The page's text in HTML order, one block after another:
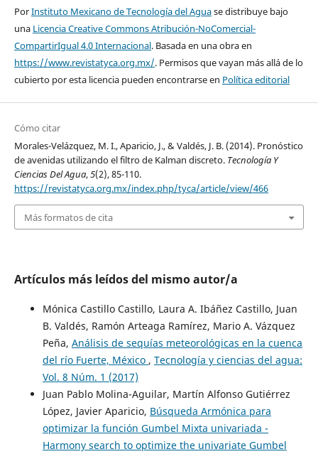
PorInstituto Mexicano de Tecnología del Aguase distribuye bajo
una Licencia Creative Commons Atribución-NoComercial-
CompartirIgual 4.0 Internacional. Basada en una obra en
https://www.revistatyca.org.mx/. Permisos que vayan más allá de lo
cubierto por esta licencia pueden encontrarse en Política editorial
Cómo citar
Morales-Velázquez, M. I., Aparicio, J., & Valdés, J. B. (2014). Pronóstico
de avenidas utilizando el filtro de Kalman discreto. Tecnología Y
Ciencias Del Agua,5(2), 85-110.
https://revistatyca.org.mx/index.php/tyca/article/view/466
Más formatos de cita
Artículos más leídos del mismo autor/a
Mónica Castillo Castillo, Laura A. Ibáñez Castillo, Juan
B. Valdés, Ramón Arteaga Ramírez, Mario A. Vázquez
Peña, Análisis de sequías meteorológicas en la cuenca
del río Fuerte, México , Tecnología y ciencias del agua:
Vol. 8 Núm. 1 (2017)
Juan Pablo Molina-Aguilar, Martín Alfonso Gutiérrez
López, Javier Aparicio, Búsqueda Armónica para
optimizar la función Gumbel Mixta univariada -
Harmony search to optimize the univariate Gumbel